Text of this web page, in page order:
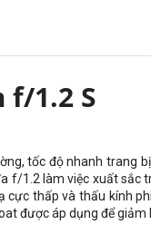
f/1.2 S
tốc độ nhanh trang
f/1.2 làm việc xuất sắc
thấp và thấu kính
được áp dụng để